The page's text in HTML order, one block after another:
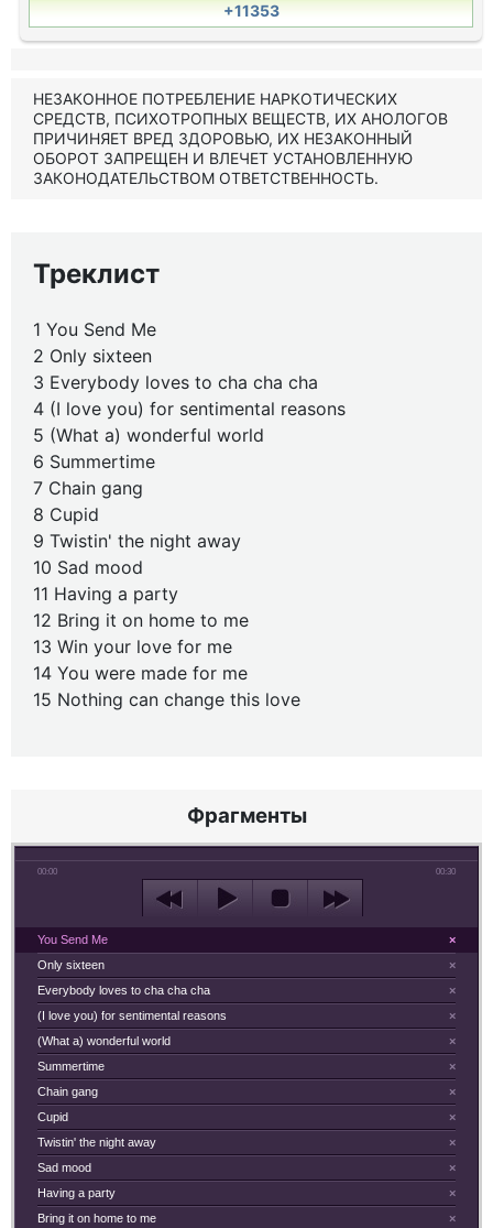
+11353
НЕЗАКОННОЕ ПОТРЕБЛЕНИЕ НАРКОТИЧЕСКИХ
СРЕДСТВ, ПСИХОТРОПНЫХ ВЕЩЕСТВ, ИХ АНОЛОГОВ
ПРИЧИНЯЕТ ВРЕД ЗДОРОВЬЮ, ИХ НЕЗАКОННЫЙ
ОБОРОТ ЗАПРЕЩЕН И ВЛЕЧЕТ УСТАНОВЛЕННУЮ
ЗАКОНОДАТЕЛЬСТВОМ ОТВЕТСТВЕННОСТЬ.
Треклист
1 You Send Me
2 Only sixteen
3 Everybody loves to cha cha cha
4 (I love you) for sentimental reasons
5 (What a) wonderful world
6 Summertime
7 Chain gang
8 Cupid
9 Twistin' the night away
10 Sad mood
11 Having a party
12 Bring it on home to me
13 Win your love for me
14 You were made for me
15 Nothing can change this love
Фрагменты
00:00 00:30
×
You Send Me
×
Only sixteen
×
Everybody loves to cha cha cha
×
(I love you) for sentimental reasons
×
(What a) wonderful world
×
Summertime
×
Chain gang
×
Cupid
×
Twistin' the night away
×
Sad mood
×
Having a party
×
Bring it on home to me